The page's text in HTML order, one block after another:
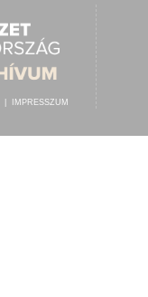
IMPRESSZUM